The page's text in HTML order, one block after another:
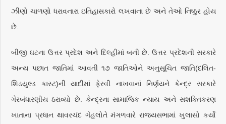
ઝીણો ચાળણો ધરાવનારા ઇતિહાસકારો લખવાના છે અને તેઓ નિષ્ઠુર હોય
છે.
બીજી ઘટના ઉત્તર પ્રદેશ અને દિલ્હીમાં બની છે. ઉત્તર પ્રદેશની સરકારે
અન્ય પછાત જાતિમાં આવતી ૧૭ જાતિઓને અનુસૂચિત જાતિ(દલિત-
શિડયુલ્ડ કાસ્ટ)ની યાદીમાં ફેરવી નાખવાનાં નિર્ણયને કેન્દ્ર સરકારે
ગેરબંધારણીય ઠરાવ્યો છે. કેન્દ્રના સામાજિક ન્યાય અને સશક્તિકરણ
ખાતાના પ્રધાન થાવરચંદ ગેહલોતે મંગળવારે રાજ્યસભામાં ખુલાસો કર્યો